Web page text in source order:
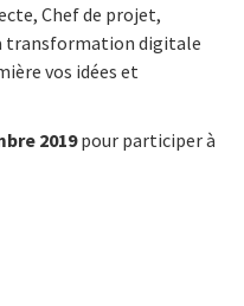
Chef de projet,
transformation digitale
vos idées et
2019pour participer à